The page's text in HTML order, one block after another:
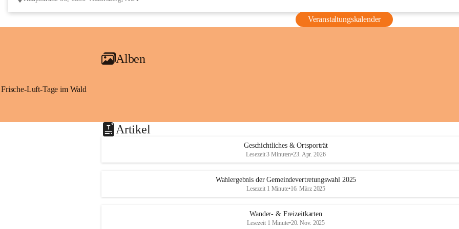
Veranstaltungskalender
Alben
Frische-Luft-Tage im Wald
Artikel
Geschichtliches & Ortsporträt
Lesezeit 3 Minuten•23. Apr. 2026
Wahlergebnis der Gemeindevertretungswahl 2025
Lesezeit 1 Minute•16. März 2025
Wander- & Freizeitkarten
Lesezeit 1 Minute•20. Nov. 2025